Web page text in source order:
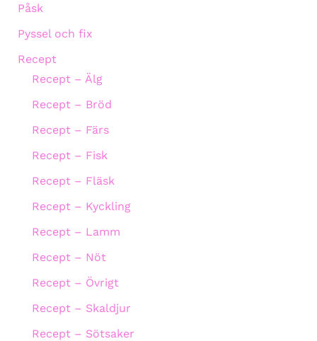
Påsk
Pyssel och fix
Recept
Recept – Älg
Recept – Bröd
Recept – Färs
Recept – Fisk
Recept – Fläsk
Recept – Kyckling
Recept – Lamm
Recept – Nöt
Recept – Övrigt
Recept – Skaldjur
Recept – Sötsaker